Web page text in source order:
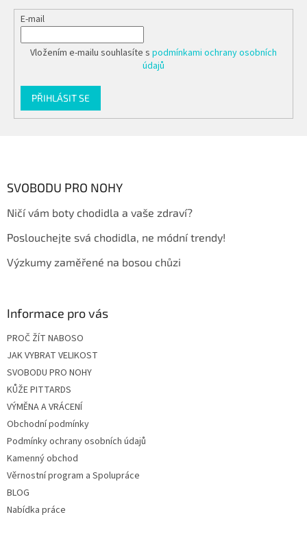
E-mail
Vložením e-mailu souhlasíte s podmínkami ochrany osobních
údajů
PŘIHLÁSIT SE
SVOBODU PRO NOHY
Ničí vám boty chodidla a vaše zdraví?
Poslouchejte svá chodidla, ne módní trendy!
Výzkumy zaměřené na bosou chůzi
Informace pro vás
PROČ ŽÍT NABOSO
JAK VYBRAT VELIKOST
SVOBODU PRO NOHY
KŮŽE PITTARDS
VÝMĚNA A VRÁCENÍ
Obchodní podmínky
Podmínky ochrany osobních údajů
Kamenný obchod
Věrnostní program a Spolupráce
BLOG
Nabídka práce